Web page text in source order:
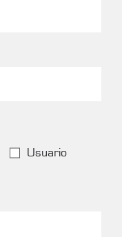
Usuario